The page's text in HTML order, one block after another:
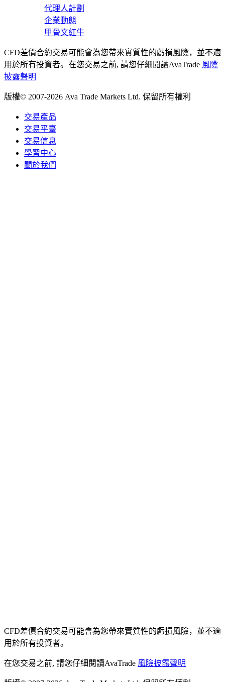
代理人計劃
企業動態
甲骨文紅牛
CFD差價合約交易可能會為您帶來實質性的虧損風險，並不適
用於所有投資者。在您交易之前, 請您仔細閱讀AvaTrade 風險
披露聲明
版權© 2007-2026 Ava Trade Markets Ltd. 保留所有權利
交易產品
交易平臺
交易信息
學習中心
關於我們
CFD差價合約交易可能會為您帶來實質性的虧損風險，並不適
用於所有投資者。
在您交易之前, 請您仔細閱讀AvaTrade 風險披露聲明